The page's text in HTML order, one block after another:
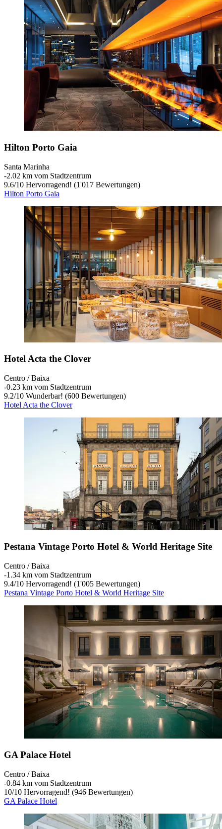
Hilton Porto Gaia
Santa Marinha
‐2.02 km vom Stadtzentrum
9.6/10 Hervorragend! (1'017 Bewertungen)
Hilton Porto Gaia
Hotel Acta the Clover
Centro / Baixa
‐0.23 km vom Stadtzentrum
9.2/10 Wunderbar! (600 Bewertungen)
Hotel Acta the Clover
Pestana Vintage Porto Hotel & World Heritage Site
Centro / Baixa
‐1.34 km vom Stadtzentrum
9.4/10 Hervorragend! (1'005 Bewertungen)
Pestana Vintage Porto Hotel & World Heritage Site
GA Palace Hotel
Centro / Baixa
‐0.84 km vom Stadtzentrum
10/10 Hervorragend! (946 Bewertungen)
GA Palace Hotel